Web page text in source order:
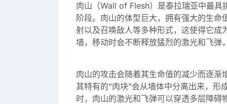
肉山（Wall of Flesh）是泰拉瑞亚中最具
阶段。肉山的体型巨大，拥有强大的生
射以及召唤敌人等多种形式，这使得它
墙，移动时会不断释放猛烈的激光和飞弹
肉山的攻击会随着其生命值的减少而逐
其特有的“肉块”会从墙体中分离出来，
时，肉山的激光和飞弹可以穿透多层障